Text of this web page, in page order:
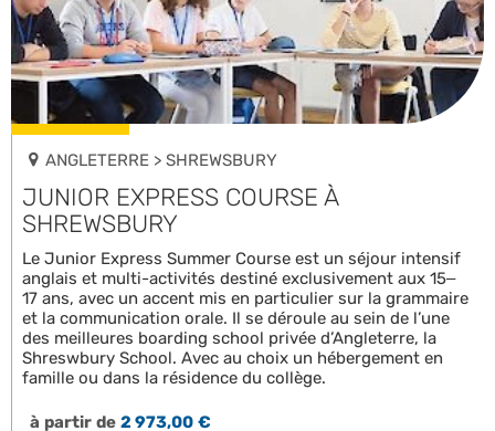
ANGLETERRE > SHREWSBURY
JUNIOR EXPRESS COURSE À
SHREWSBURY
Le Junior Express Summer Course est un séjour intensif
anglais et multi-activités destiné exclusivement aux 15–
17 ans, avec un accent mis en particulier sur la grammaire
et la communication orale. Il se déroule au sein de l’une
des meilleures boarding school privée d’Angleterre, la
Shreswbury School. Avec au choix un hébergement en
famille ou dans la résidence du collège.
à partir de2 973,00 €